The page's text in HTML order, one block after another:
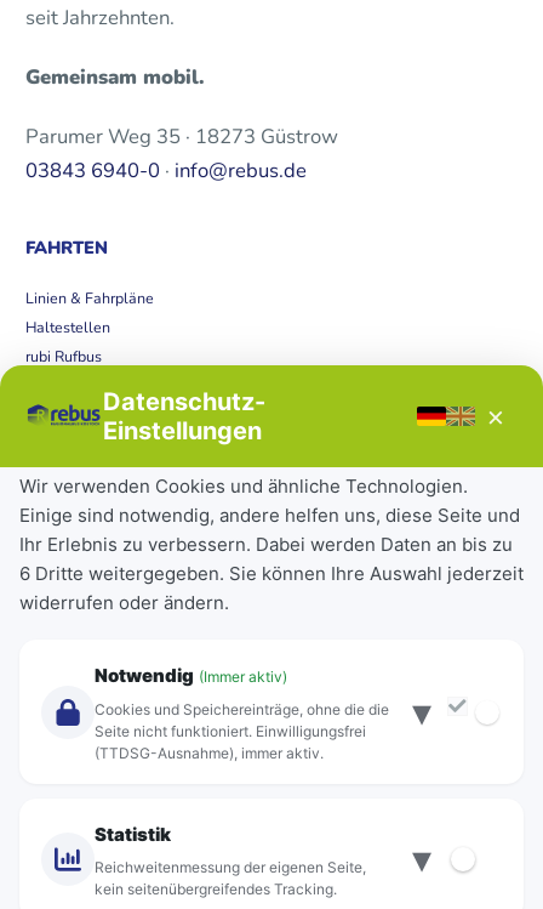
seit Jahrzehnten.
Gemeinsam mobil.
Parumer Weg 35 · 18273 Güstrow
03843 6940-0 · info@rebus.de
FAHRTEN
Linien & Fahrpläne
Haltestellen
rubi Rufbus
Störungen
Tickets & Tarife
Deutschlandticket
Schülerkarte
Einzeltickets
Abonnements
Über Rebus
Standorte
Datenschutz-
Einstellungen
×
Wir verwenden Cookies und ähnliche Technologien.
Einige sind notwendig, andere helfen uns, diese Seite und
Ihr Erlebnis zu verbessern. Dabei werden Daten an bis zu
6 Dritte weitergegeben. Sie können Ihre Auswahl jederzeit
widerrufen oder ändern.
Notwendig (Immer aktiv)
Cookies und Speichereinträge, ohne die die
Seite nicht funktioniert. Einwilligungsfrei
(TTDSG-Ausnahme), immer aktiv.
▾
Statistik
Reichweitenmessung der eigenen Seite,
kein seitenübergreifendes Tracking.
▾